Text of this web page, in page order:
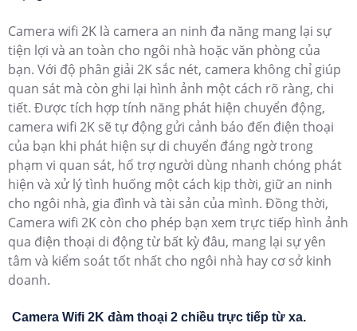
Camera wifi 2K là camera an ninh đa năng mang lại sự
tiện lợi và an toàn cho ngôi nhà hoặc văn phòng của
bạn. Với độ phân giải 2K sắc nét, camera không chỉ giúp
quan sát mà còn ghi lại hình ảnh một cách rõ ràng, chi
tiết. Được tích hợp tính năng phát hiện chuyển động,
camera wifi 2K sẽ tự động gửi cảnh báo đến điện thoại
của bạn khi phát hiện sự di chuyển đáng ngờ trong
phạm vi quan sát, hổ trợ người dùng nhanh chóng phát
hiện và xử lý tình huống một cách kịp thời, giữ an ninh
cho ngôi nhà, gia đình và tài sản của mình. Đồng thời,
Camera wifi 2K còn cho phép bạn xem trực tiếp hình ảnh
qua điện thoại di động từ bất kỳ đâu, mang lại sự yên
tâm và kiểm soát tốt nhất cho ngôi nhà hay cơ sở kinh
doanh.
Camera Wifi 2K đàm thoại 2 chiều trực tiếp từ xa.